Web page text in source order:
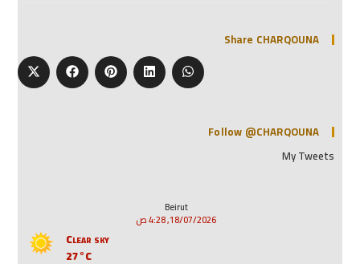
Share CHARQOUNA
Follow @CHARQOUNA
My Tweets
Beirut
18/07/2026, 4:28 ص
Clear sky
27°C